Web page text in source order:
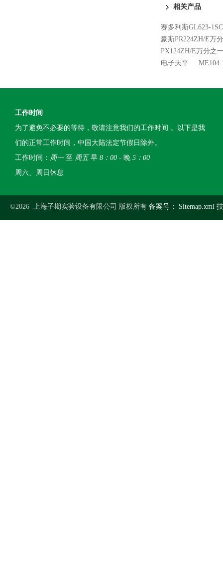
相关产品
赛多利斯GL623-
豪斯PR224ZH/E万
PX124ZH/E万分之
电子天平
ME104
工作时间
为了避免不必要的等待，敬请注意我们的工作时间 。以下是我
们的正常工作时间，中国大陆法定节假日除外。
工作时间： 周一至 周五早 8：00 - 晚 5：00
周六、周日休息
©2026 上海子期实验设备有限公司 版权所有 备案号： Sitemap.xml